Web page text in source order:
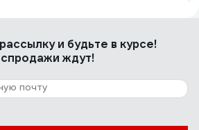
0002
и будьте в курсе!
ждут!